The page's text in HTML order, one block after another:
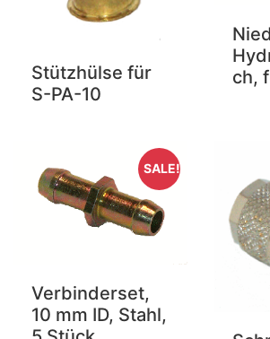
Stützhülse für
S-PA-10
ch,
Verbinderset,
10 mm ID, Stahl,
SALE!